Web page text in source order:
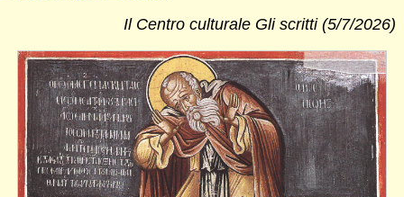
Il Centro culturale Gli scritti (5/7/2026)